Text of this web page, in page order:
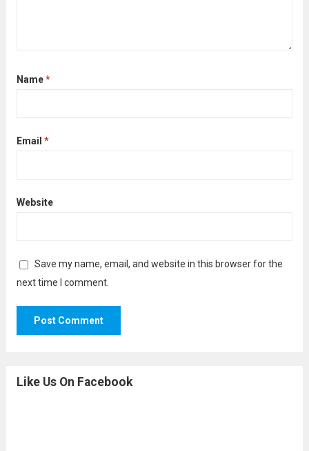
Name*
Email *
Website
Save my name, email, and website in this browser for the
next time I comment.
Like Us On Facebook